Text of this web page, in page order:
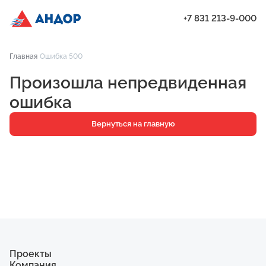
Проекты
Квартиры
Паркинг
Кладовые
+7 831 213-9-000
Главная Ошибка 500
Произошла непредвиденная
ошибка
Вернуться на главную
Проекты